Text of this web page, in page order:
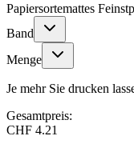
Papiersortemattes
Band
Menge
Je mehr Sie drucken
Gesamtpreis:
CHF 4.21